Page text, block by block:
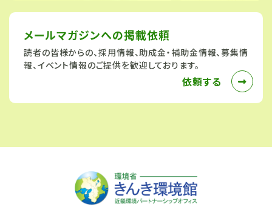
メールマガジンへの掲載依頼
読者の皆様からの、採用情報、助成金・補助金情報、募集情
報、イベント情報のご提供を歓迎しております。
依頼する